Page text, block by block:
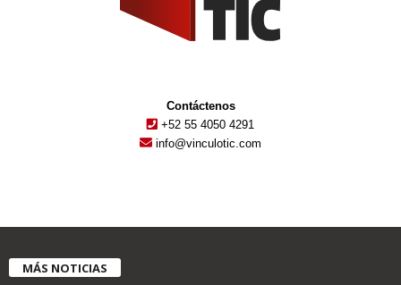
Contáctenos
+52 55 4050 4291
info@vinculotic.com
MÁS NOTICIAS